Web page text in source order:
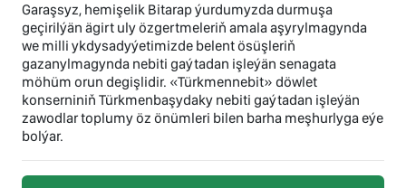
Garaşsyz, hemişelik Bitarap ýurdumyzda durmuşa
geçirilýän ägirt uly özgertmeleriň amala aşyrylmagynda
we milli ykdysadyýetimizde belent ösüşleriň
gazanylmagynda nebiti gaýtadan işleýän senagata
möhüm orun degişlidir. «Türkmennebit» döwlet
konserniniň Türkmenbaşydaky nebiti gaýtadan işleýän
zawodlar toplumy öz önümleri bilen barha meşhurlyga eýe
bolýar.